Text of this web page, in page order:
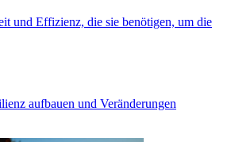
und Effizienz, die sie benötigen, um die
aufbauen und Veränderungen